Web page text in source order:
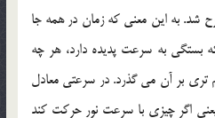
شد. به اين معني که زمان در همه جا
بستگي به سرعت پديده دارد، هر چه
بر آن مي گذرد. در سرعتي معادل
اگر چيزي با سرعت نور حرکت کند